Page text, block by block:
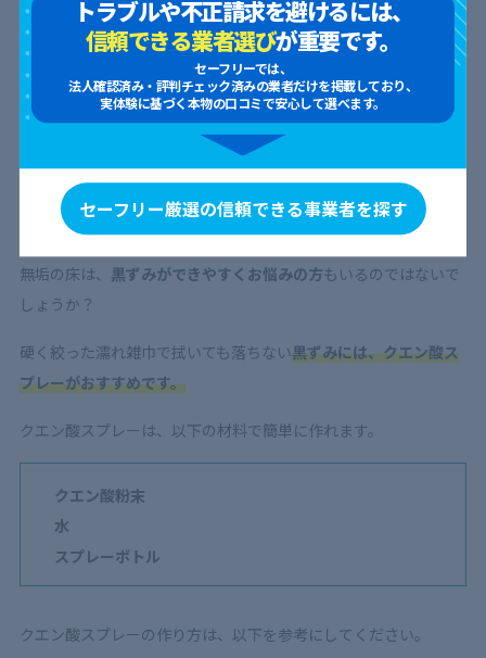
メラミンスポンジを「使ってはいけ
ない場所」はどこ？【代替方法まで
徹底解説】
2024.02.06 2025.08.26
黒ずみ
無垢の床は、 黒ずみができやすくお悩みの方もいるのではないで
しょうか？
硬く絞った濡れ雑巾で拭いても落ちない黒ずみには、クエン酸ス
プレーがおすすめです。
クエン酸スプレーは、以下の材料で簡単に作れます。
クエン酸粉末
水
スプレーボトル
クエン酸スプレーの作り方は、以下を参考にしてください。
トラブルや不正請求を避けるには、
信頼できる業者選びが重要です。
セーフリーでは、
法人確認済み・評判チェック済みの業者だけを掲載しており、
実体験に基づく本物の口コミで安心して選べます。
セーフリー厳選の信頼できる事業者を探す